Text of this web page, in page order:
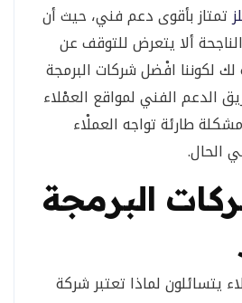
تمتاز بأقوى دعم فني، حيث أن
ألا يتعرض للتوقف عن
لك لكوننا افْضل شركات البرمجة
الفني لمواقع العمْلاء
طارئة تواجه العملْاء
الحال.
البرمجة
يتسائلون لماذا تعتبر شركة